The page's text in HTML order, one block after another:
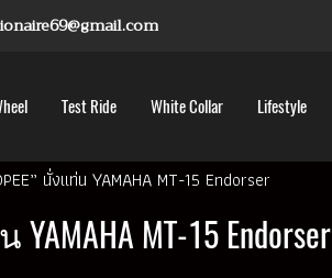
Test Ride White Collar Lifestyle
นั่งแท่น YAMAHA MT-15 Endorser
MT-15 Endorser